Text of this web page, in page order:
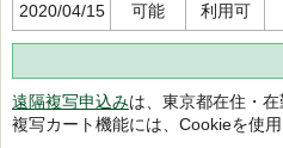
2020/04/15
可能 利用可
遠隔複写申込みは、東京都在住・
複写カート機能には、Cookieを使